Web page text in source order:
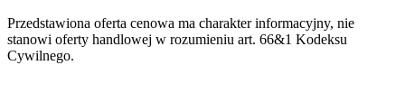
Przedstawiona oferta cenowa ma charakter informacyjny, nie
stanowi oferty handlowej w rozumieniu art. 66&1 Kodeksu
Cywilnego.